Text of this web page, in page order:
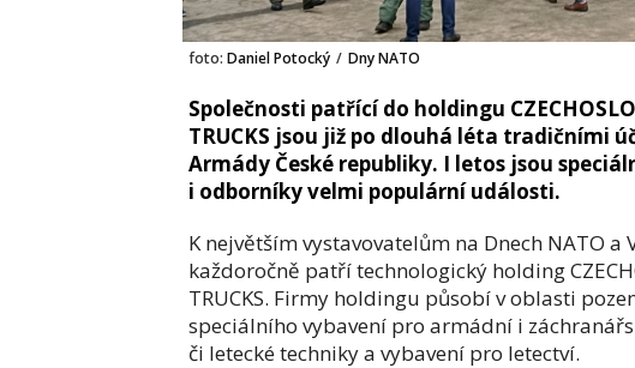
foto: Daniel Potocký / Dny NATO
Společnosti patřící do holdingu
TRUCKS jsou již po dlouhá léta tradičními
Armády České republiky. I letos jsou
i odborníky velmi populární události.
K největším vystavovatelům na Dnech NATO
každoročně patří technologický holding
TRUCKS. Firmy holdingu působí v oblasti
speciálního vybavení pro armádní i
či letecké techniky a vybavení pro letectví.